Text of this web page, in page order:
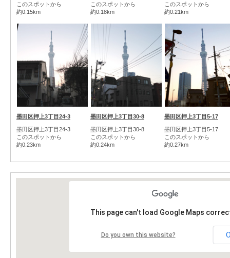
このスポットから
約0.15km
このスポットから
約0.18km
このスポットから
約0.21km
墨田区押上3丁目24-3
墨田区押上3丁目24-3
このスポットから
約0.23km
墨田区押上3丁目30-8
墨田区押上3丁目30-8
このスポットから
約0.24km
墨田区押上3丁目5-17
墨田区押上3丁目5-17
このスポットから
約0.27km
This page can't load Google Maps
Do you own this website?